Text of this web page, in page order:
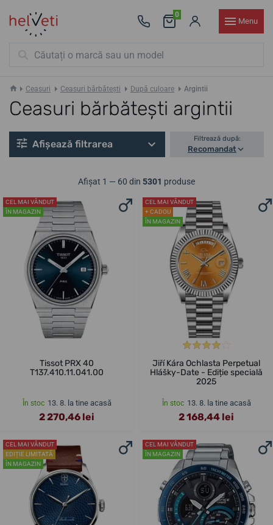
0
Menu
Ceasuri Ceasuri bărbătești După culoare Argintii
Ceasuri bărbătești argintii
Afișează filtrarea Filtrează după:
Recomandat
Afișat 1 — 60 din 5301 produse
CEL MAI VÂNDUT
ÎN MAGAZIN
Tissot PRX 40
T137.410.11.041.00
În stoc 13. 8. la tine acasă
2 270,46 lei
CEL MAI VÂNDUT
+ CADOU
ÎN MAGAZIN
Jiří Kára Ochlasta Perpetual
Hlášky-Date - Ediție specială
2025
În stoc 13. 8. la tine acasă
2 168,44 lei
CEL MAI VÂNDUT
EDIȚIE LIMITATĂ
ÎN MAGAZIN
CEL MAI VÂNDUT
ÎN MAGAZIN